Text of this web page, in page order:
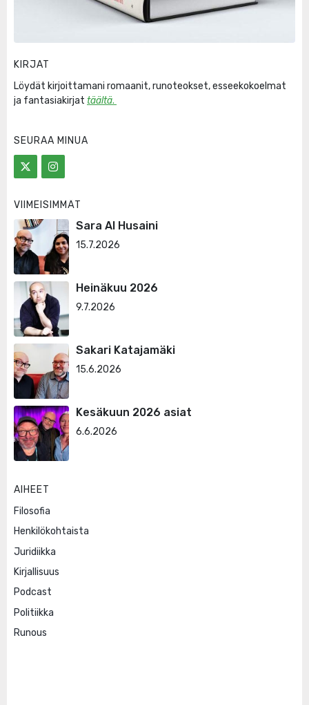
KIRJAT
Löydät kirjoittamani romaanit, runoteokset, esseekokoelmat
ja fantasiakirjat täältä.
SEURAA MINUA
VIIMEISIMMÄT
Sara Al Husaini
15.7.2026
Heinäkuu 2026
9.7.2026
Sakari Katajamäki
15.6.2026
Kesäkuun 2026 asiat
6.6.2026
AIHEET
Filosofia
Henkilökohtaista
Juridiikka
Kirjallisuus
Podcast
Politiikka
Runous